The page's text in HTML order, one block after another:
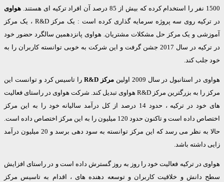
هواوی
در ترکیه روی سه پروژه سرمایه گذاری کرده است : یک مرکز R&D ، یک مرکز
و یک مرکز حل مشکلات مشتریان. هواوی پانزدهمین سالگرد حضور خود
در ترکیه در سال 2017 جشن گرفت و این شرکت به خوبی توانسته کاربران را به
کند.
استانبول در سال 2009 اولین مرکز R&D
را تاسیس کرد و توانست این
مرکز را به بزرگترین مرکز R&D هواوی تبدیل کند. شرکت هواوی در راستای فعالیت
های خود در ترکیه ، حدود 14 درصد از کل درآمد سالیانه خود را به این مرکز
اختصاص داده است و تاکنون حدود 120 میلیون را به این مرکز اختصاص داده است.
حالا به نظر می رسد که این مرکز توانسته به سود دهی برسد و 20 میلیون درآمد
داشته باشد.
در ترکیه فعالیت خود را روز به روز گسترش داده است و در راستای افزایش
و خلاقیت کاربران و توسعه دهنده های ، اقدام به تاسیس مرکز